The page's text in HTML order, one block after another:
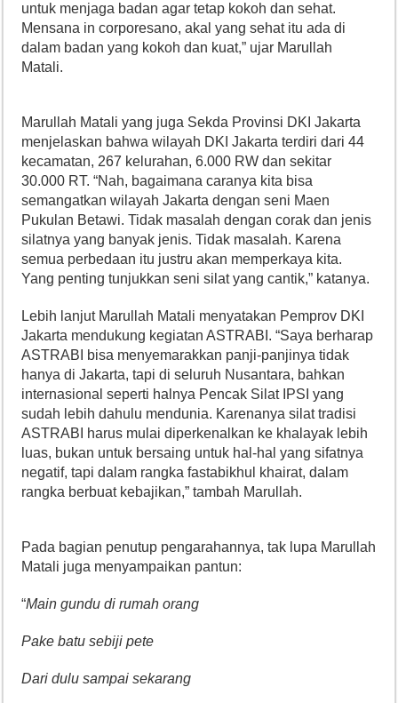
untuk menjaga badan agar tetap kokoh dan sehat.
Mensana in corporesano, akal yang sehat itu ada di
dalam badan yang kokoh dan kuat,” ujar Marullah
Matali.
Marullah Matali yang juga Sekda Provinsi DKI Jakarta
menjelaskan bahwa wilayah DKI Jakarta terdiri dari 44
kecamatan, 267 kelurahan, 6.000 RW dan sekitar
30.000 RT. “Nah, bagaimana caranya kita bisa
semangatkan wilayah Jakarta dengan seni Maen
Pukulan Betawi. Tidak masalah dengan corak dan jenis
silatnya yang banyak jenis. Tidak masalah. Karena
semua perbedaan itu justru akan memperkaya kita.
Yang penting tunjukkan seni silat yang cantik,” katanya.
Lebih lanjut Marullah Matali menyatakan Pemprov DKI
Jakarta mendukung kegiatan ASTRABI. “Saya berharap
ASTRABI bisa menyemarakkan panji-panjinya tidak
hanya di Jakarta, tapi di seluruh Nusantara, bahkan
internasional seperti halnya Pencak Silat IPSI yang
sudah lebih dahulu mendunia. Karenanya silat tradisi
ASTRABI harus mulai diperkenalkan ke khalayak lebih
luas, bukan untuk bersaing untuk hal-hal yang sifatnya
negatif, tapi dalam rangka fastabikhul khairat, dalam
rangka berbuat kebajikan,” tambah Marullah.
Pada bagian penutup pengarahannya, tak lupa Marullah
Matali juga menyampaikan pantun:
“Main gundu di rumah orang
Pake batu sebiji pete
Dari dulu sampai sekarang